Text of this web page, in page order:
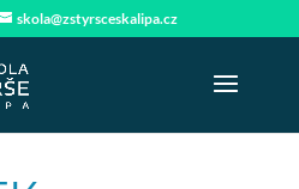
skola@zstyrsceskalipa.cz